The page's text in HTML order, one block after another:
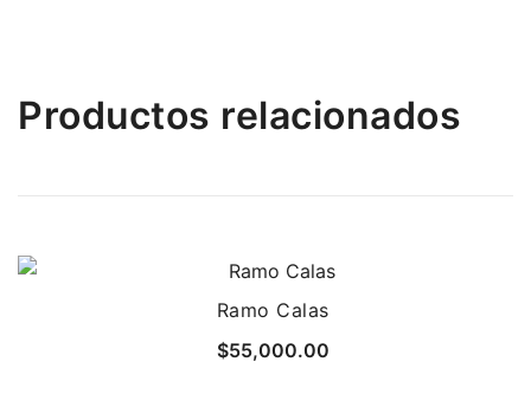
Productos relacionados
Ramo Calas
$55,000.00